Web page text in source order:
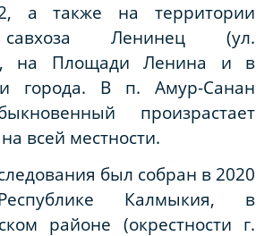
а также на территории
Ленинец (ул.
на Площади Ленина и в
города. В п. Амур-Санан
произрастает
всей местности.
был собран в 2020
Калмыкия, в
районе (окрестности г.